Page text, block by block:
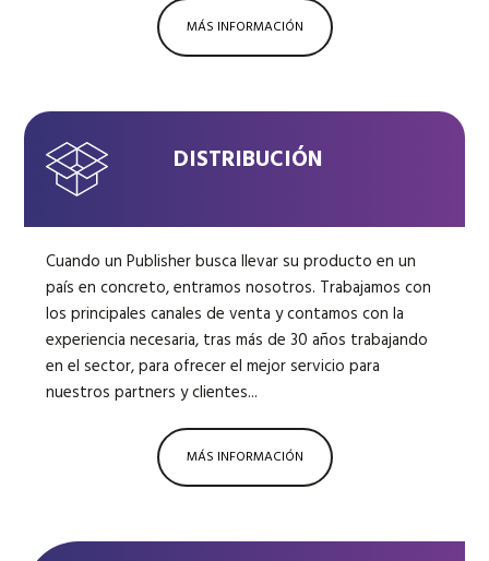
MÁS INFORMACIÓN
DISTRIBUCIÓN
Cuando un Publisher busca llevar su producto en un
país en concreto, entramos nosotros. Trabajamos con
los principales canales de venta y contamos con la
experiencia necesaria, tras más de 30 años trabajando
en el sector, para ofrecer el mejor servicio para
nuestros partners y clientes...
MÁS INFORMACIÓN